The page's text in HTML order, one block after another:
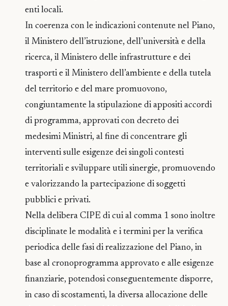
enti locali.
In coerenza con le indicazioni contenute nel Piano,
il Ministero dell’istruzione, dell’università e della
ricerca, il Ministero delle infrastrutture e dei
trasporti e il Ministero dell’ambiente e della tutela
del territorio e del mare promuovono,
congiuntamente la stipulazione di appositi accordi
di programma, approvati con decreto dei
medesimi Ministri, al fine di concentrare gli
interventi sulle esigenze dei singoli contesti
territoriali e sviluppare utili sinergie, promuovendo
e valorizzando la partecipazione di soggetti
pubblici e privati.
Nella delibera CIPE di cui al comma 1 sono inoltre
disciplinate le modalità e i termini per la verifica
periodica delle fasi di realizzazione del Piano, in
base al cronoprogramma approvato e alle esigenze
finanziarie, potendosi conseguentemente disporre,
in caso di scostamenti, la diversa allocazione delle